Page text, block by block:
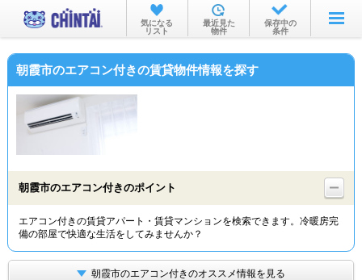
お部屋を探す
沿線・駅から
物件特集から
TOP
気になる
リスト
最近見た
物件
保存中の
条件
朝霞市のエアコン付きの賃貸物件情報を探す
朝霞市のエアコン付きのポイント
エアコン付きの賃貸アパート・賃貸マンションを検索できます。冷暖房完
備の部屋で快適な生活をしてみませんか？
朝霞市のエアコン付きのオススメ情報を見る